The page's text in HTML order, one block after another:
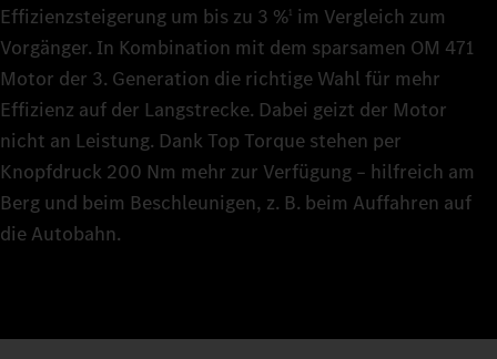
Effizienzsteigerung um bis zu 3 %1 im Vergleich zum
Vorgänger. In Kombination mit dem sparsamen OM 471
Motor der 3. Generation die richtige Wahl für mehr
Effizienz auf der Langstrecke. Dabei geizt der Motor
nicht an Leistung. Dank Top Torque stehen per
Knopfdruck 200 Nm mehr zur Verfügung – hilfreich am
Berg und beim Beschleunigen, z. B. beim Auffahren auf
die Autobahn.